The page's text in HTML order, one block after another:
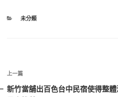
分
未分類
文
章
上
一
上一篇
新竹當舖出百色台中民宿使得整